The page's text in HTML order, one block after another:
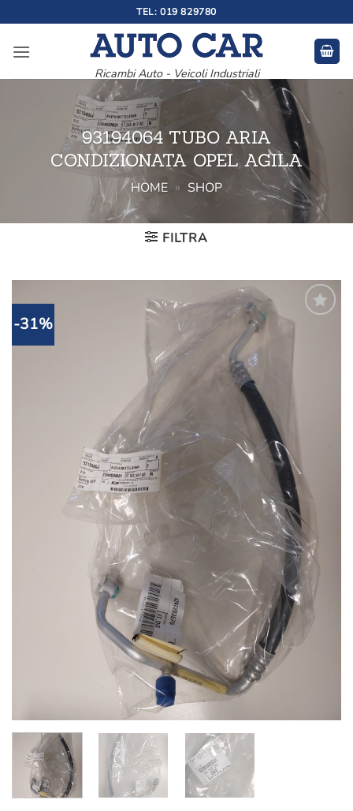
ai
contenuti
TEL: 019 829780
Ricambi Auto - Veicoli Industriali
93194064 TUBO ARIA
CONDIZIONATA OPEL AGILA
HOME » SHOP
FILTRA
-31%